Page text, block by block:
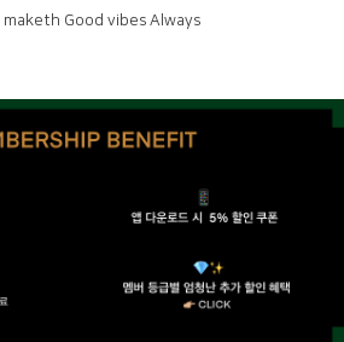
maketh Good vibes Always